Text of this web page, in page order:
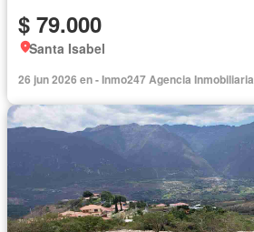
$ 79.000
Santa Isabel
26 jun 2026 en - Inmo247 Agencia Inmobiliaria